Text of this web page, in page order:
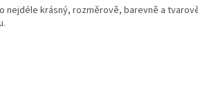
nejdéle krásný, rozměrově, barevně a